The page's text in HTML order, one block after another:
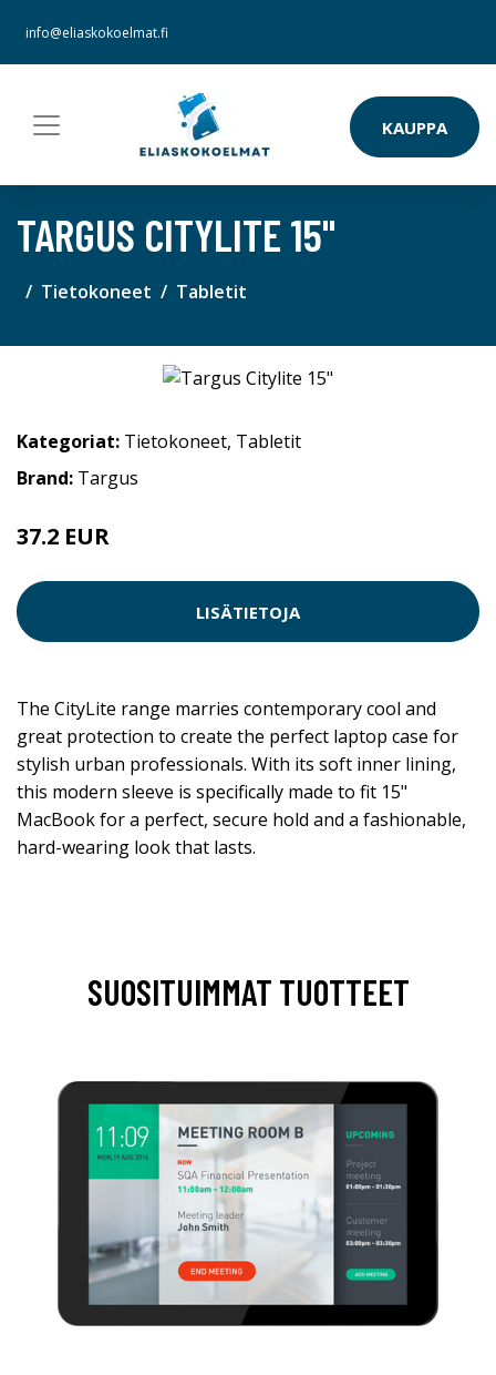
info@eliaskokoelmat.fi
KAUPPA
TARGUS CITYLITE 15"
Tietokoneet Tabletit
Kategoriat: Tietokoneet, Tabletit
Brand: Targus
37.2 EUR
LISÄTIETOJA
The CityLite range marries contemporary cool and
great protection to create the perfect laptop case for
stylish urban professionals. With its soft inner lining,
this modern sleeve is specifically made to fit 15"
MacBook for a perfect, secure hold and a fashionable,
hard-wearing look that lasts.
SUOSITUIMMAT TUOTTEET